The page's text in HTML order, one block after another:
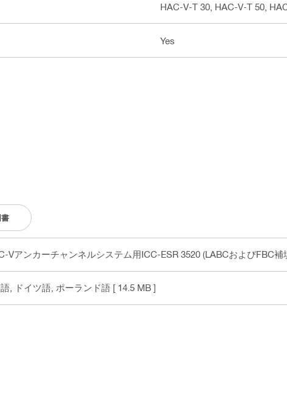
HAC-V-T 30, HAC-V-T 50,
Yes
アンカーチャンネルシステム用ICC-ESR 3520 (LABCおよびFBC補
語, ドイツ語, ポーランド語 [ 14.5 MB ]